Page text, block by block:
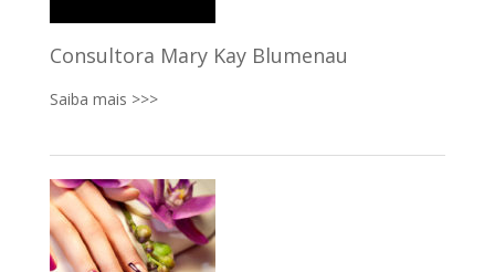
Consultora Mary Kay Blumenau
Saiba mais >>>